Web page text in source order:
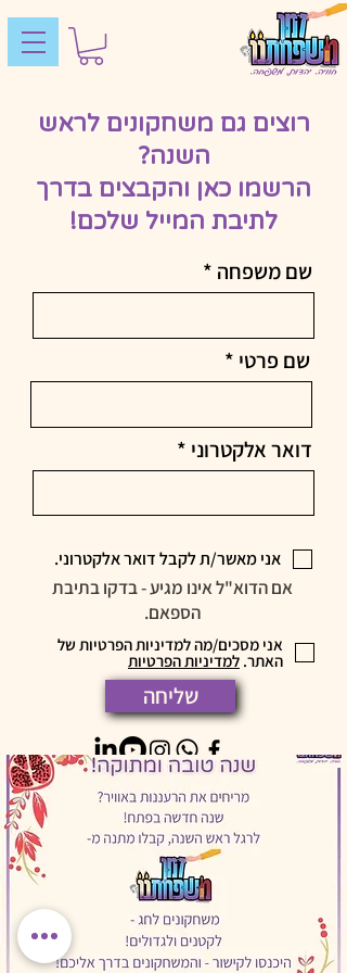
רוצים גם משחקונים לראש
השנה?
הרשמו כאן והקבצים בדרך
לתיבת המייל שלכם!
שם משפחה
שם פרטי
דואר אלקטרוני
אני מאשר/ת לקבל דואר אלקטרוני.
​אם הדוא"ל אינו מגיע - בדקו בתיבת
הספאם.
אני מסכים/מה למדיניות הפרטיות של
האתר. למדיניות הפרטיות
שליחה